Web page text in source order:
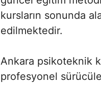
kursların sonunda
edilmektedir.
Ankara psikoteknik
profesyonel